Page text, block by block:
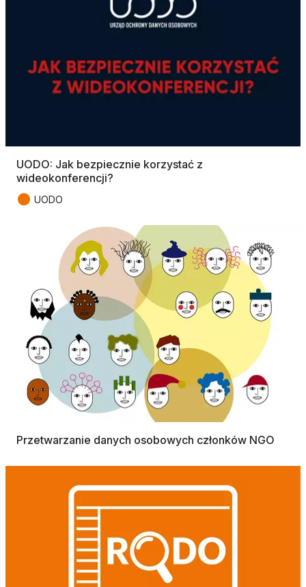
UODO: Jak bezpiecznie korzystać z
wideokonferencji?
● UODO
Przetwarzanie danych osobowych członków NGO